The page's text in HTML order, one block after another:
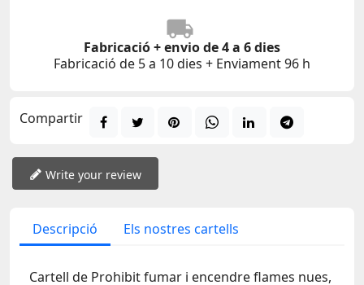
Fabricació + envio de 4 a 6 dies
Fabricació de 5 a 10 dies + Enviament 96 h
Compartir
Write your review
Descripció Els nostres cartells
Cartell de Prohibit fumar i encendre flames nues,